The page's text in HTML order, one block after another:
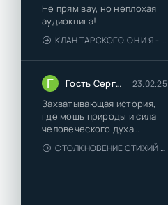
Не прям вау, но неплохая
аудиокнига!
КЛАН ТАРСКОГО. ОН И Я - ЕЛЕНА ТОДОРОВА (1)
Г Гость Сергей 23.02.25
Захватывающая история,
где мощь природы и сила
человеческого духа
сплетаются в напряжённый
и
СТОЛКНОВЕНИЕ СТИХИЙ - ВАЛЕРИЙ ГУМИНСКИЙ